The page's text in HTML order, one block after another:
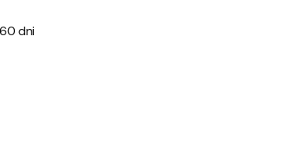
dni